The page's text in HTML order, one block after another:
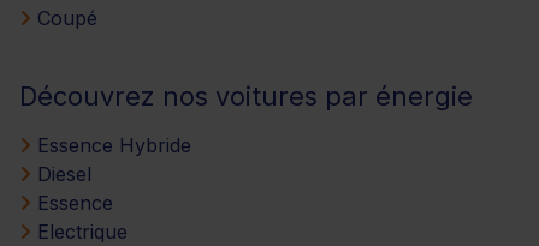
Coupé
Découvrez nos voitures par énergie
Essence Hybride
Diesel
Essence
Electrique